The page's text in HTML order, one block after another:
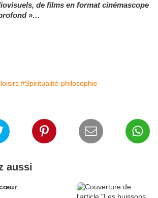
de films en format cinémascope
»…
#Spiritualité-philosophie
aussi